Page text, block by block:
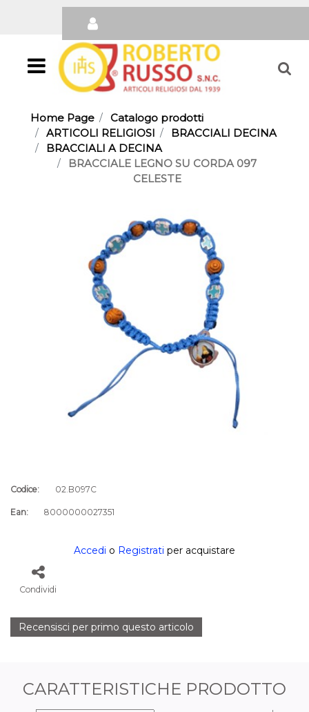
Open
Home Page
Catalogo prodotti
ARTICOLI RELIGIOSI
BRACCIALI DECINA
BRACCIALI A DECINA
BRACCIALE LEGNO SU CORDA 097
CELESTE
Codice: 02.B097C
Ean: 8000000027351
Accedi o Registrati per acquistare
Condividi
Recensisci per primo questo articolo
CARATTERISTICHE PRODOTTO